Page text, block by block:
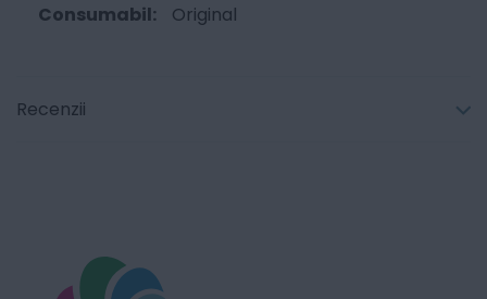
Original
Recenzii